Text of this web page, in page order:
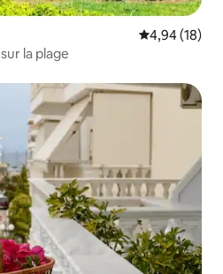
Note
4,94 (18)
la plage